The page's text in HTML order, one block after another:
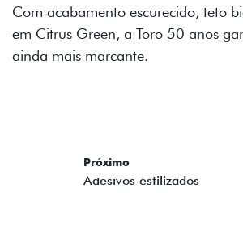
comemorativa.
Previous
Next
A SUA TORO POR